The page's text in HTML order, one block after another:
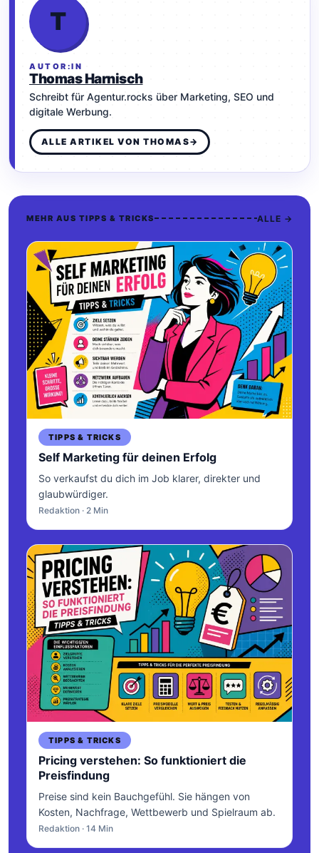
T
AUTOR:IN
Thomas Harnisch
Schreibt für Agentur.rocks über Marketing, SEO und
digitale Werbung.
ALLE ARTIKEL VON THOMAS→
MEHR AUS TIPPS & TRICKS ALLE →
TIPPS & TRICKS
Self Marketing für deinen Erfolg
So verkaufst du dich im Job klarer, direkter und
glaubwürdiger.
Redaktion · 2 Min
TIPPS & TRICKS
Pricing verstehen: So funktioniert die
Preisfindung
Preise sind kein Bauchgefühl. Sie hängen von
Kosten, Nachfrage, Wettbewerb und Spielraum ab.
Redaktion · 14 Min